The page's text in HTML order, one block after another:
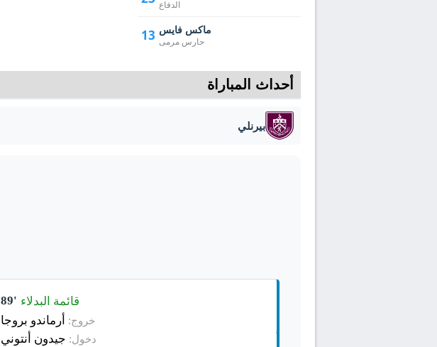
الدفاع
13 ماكس فايس
حارس مرمى
أحداث المباراة
بيرنلي
89' قائمة البدلاء
خروج: أرماندو بروجا
دخول: جيدون أنتوني